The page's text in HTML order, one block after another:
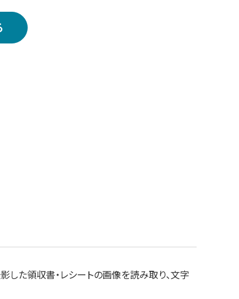
した領収書・レシートの画像を読み取り、文字